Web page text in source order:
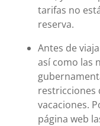
tarifas no
reserva.
Antes de
así como las
restricciones
vacaciones.
página web